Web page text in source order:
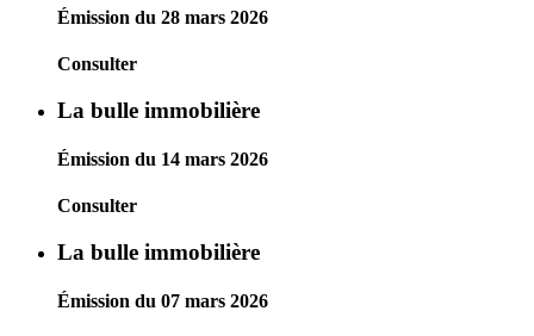
Émission du 28 mars 2026
Consulter
La bulle immobilière
Émission du 14 mars 2026
Consulter
La bulle immobilière
Émission du 07 mars 2026